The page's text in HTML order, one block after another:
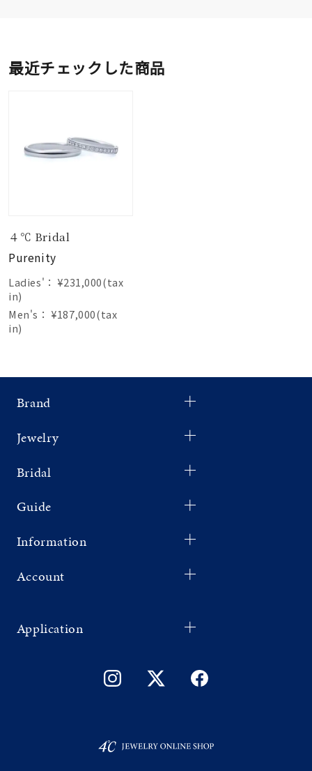
最近チェックした商品
４℃ Bridal
Purenity
Ladies'： ¥231,000(tax
in)
Men's： ¥187,000(tax
in)
Brand
Jewelry
Bridal
Guide
Information
Account
Application